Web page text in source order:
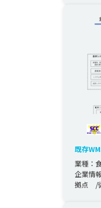
既存
業種：
企業情
拠点　/